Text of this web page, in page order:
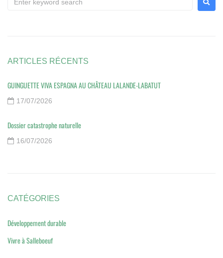
ARTICLES RÉCENTS
GUINGUETTE VIVA ESPAGNA AU CHÂTEAU LALANDE-LABATUT
17/07/2026
Dossier catastrophe naturelle
16/07/2026
CATÉGORIES
Développement durable
Vivre à Salleboeuf